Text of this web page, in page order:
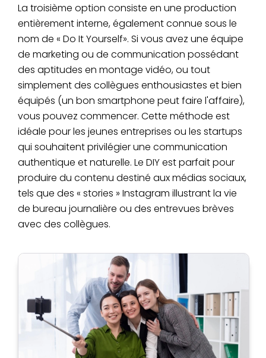
La troisième option consiste en une production
entièrement interne, également connue sous le
nom de « Do It Yourself». Si vous avez une équipe
de marketing ou de communication possédant
des aptitudes en montage vidéo, ou tout
simplement des collègues enthousiastes et bien
équipés (un bon smartphone peut faire l'affaire),
vous pouvez commencer. Cette méthode est
idéale pour les jeunes entreprises ou les startups
qui souhaitent privilégier une communication
authentique et naturelle. Le DIY est parfait pour
produire du contenu destiné aux médias sociaux,
tels que des « stories » Instagram illustrant la vie
de bureau journalière ou des entrevues brèves
avec des collègues.